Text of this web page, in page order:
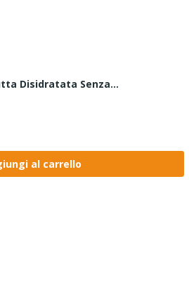
Disidratata Senza...
al carrello